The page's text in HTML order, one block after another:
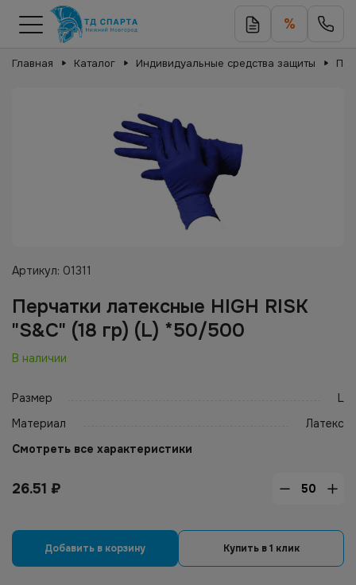
%
Главная Каталог Индивидуальные средства защиты
Артикул: 01311
Перчатки латексные HIGH RISK
"S&C" (18 гр) (L) *50/500
В наличии
Размер
L
Материал
Латекс
Смотреть все характеристики
26.51 ₽
Добавить в корзину Купить в 1 клик